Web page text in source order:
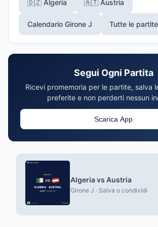
🇩🇿 Algeria 🇦🇹 Austria
Calendario Girone J Tutte le partite
Segui Ogni Partita
Ricevi promemoria per le partite, salva
preferite e non perderti nessun
Scarica App
Algeria vs Austria
Girone J · Salva o condividi